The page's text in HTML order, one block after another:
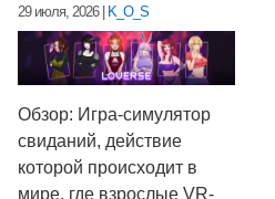
29 июля, 2026| K_O_S
Обзор: Игра-симулятор
свиданий, действие
которой происходит в
мире, где взрослые VR-